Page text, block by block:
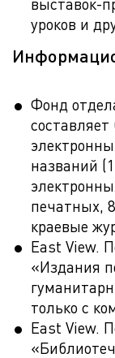
уроков и
Фонд
названий
печатных,
краевые
East View.
«Издания
только с
East View.